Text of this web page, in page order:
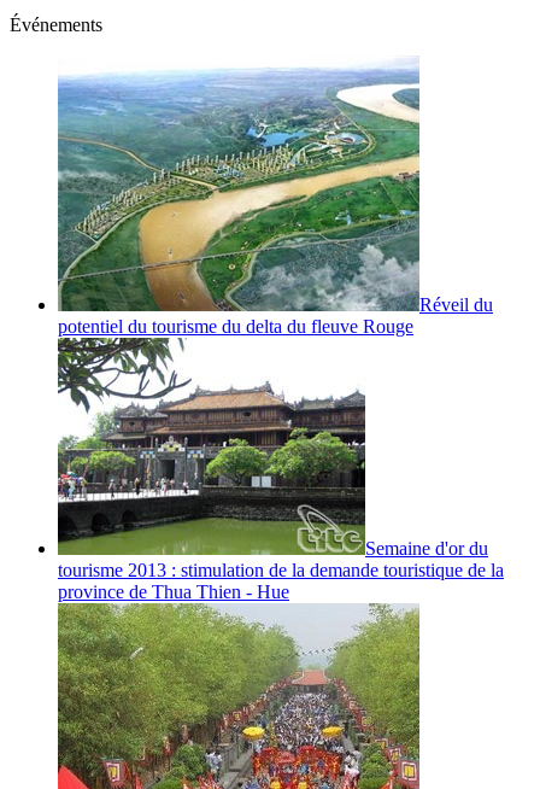
Événements
Réveil du
potentiel du tourisme du delta du fleuve Rouge
Semaine d'or du
tourisme 2013 : stimulation de la demande touristique de la
province de Thua Thien - Hue